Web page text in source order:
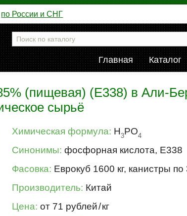
по России и СНГ
Главная Каталог
(пищевая) (Е338) в Али-
сырьё
Химическая формула: H3PO4
Синонимы: фосфорная кислота, Е338
Фасовка: Еврокуб 1600 кг, канистры по
Производитель: Китай
Цена: от 71 рублей/кг